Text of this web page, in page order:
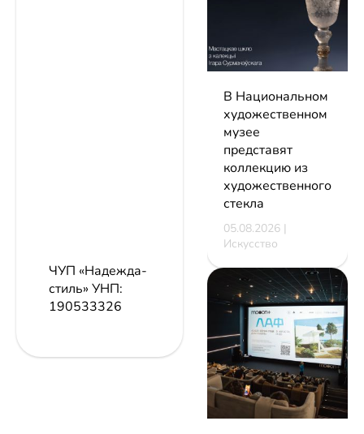
ЧУП «Надежда-
стиль» УНП:
190533326
В Национальном
художественном
музее
представят
коллекцию из
художественного
стекла
05.08.2026 |
Искусство